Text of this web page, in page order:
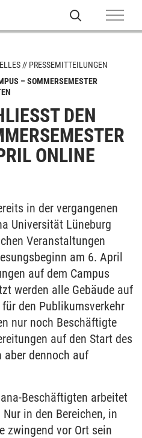
PRESSEMITTEILUNGEN
– SOMMERSEMESTER S
DEN C
S
ONLINE S
in der vergangenen
Universität Lüneburg
Veranstaltungen
am 6. April
auf dem Campus
werden alle Gebäude auf
den Publikumsverkehr
nur noch Beschäftigte
auf den Start des
aber dennoch auf
Beschäftigten arbeitet
in den Bereichen, in
zwingend vor Ort sein